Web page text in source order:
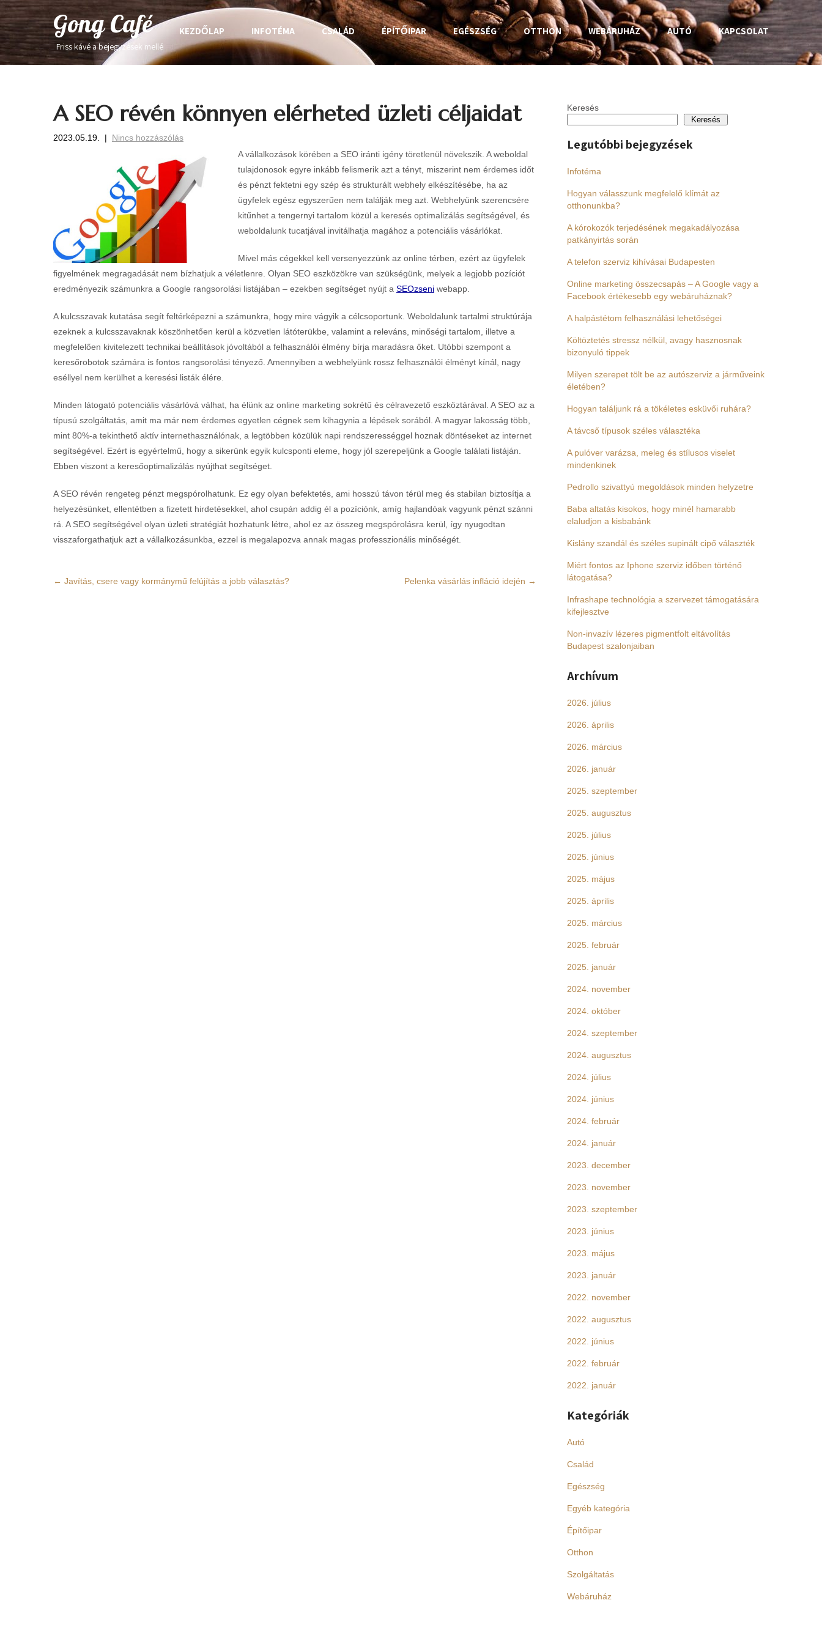
Gong Café
Friss kávé a bejegyzések mellé
KEZDŐLAP INFOTÉMA CSALÁD ÉPÍTŐIPAR EGÉSZSÉG OTTHON WEBÁRUHÁZ AUTÓ KAPCSOLAT
A SEO révén könnyen elérheted üzleti céljaidat
2023.05.19. | Nincs hozzászólás
A vállalkozások körében a SEO iránti igény töretlenül növekszik. A weboldal
tulajdonosok egyre inkább felismerik azt a tényt, miszerint nem érdemes időt
és pénzt fektetni egy szép és strukturált webhely elkészítésébe, ha az
ügyfelek egész egyszerűen nem találják meg azt. Webhelyünk szerencsére
kitűnhet a tengernyi tartalom közül a keresés optimalizálás segítségével, és
weboldalunk tucatjával invitálhatja magához a potenciális vásárlókat.
Mivel más cégekkel kell versenyezzünk az online térben, ezért az ügyfelek
figyelmének megragadását nem bízhatjuk a véletlenre. Olyan SEO eszközökre van szükségünk, melyek a legjobb pozíciót
eredményezik számunkra a Google rangsorolási listájában – ezekben segítséget nyújt a SEOzseni webapp.
A kulcsszavak kutatása segít feltérképezni a számunkra, hogy mire vágyik a célcsoportunk. Weboldalunk tartalmi struktúrája
ezeknek a kulcsszavaknak köszönhetően kerül a közvetlen látóterükbe, valamint a releváns, minőségi tartalom, illetve a
megfelelően kivitelezett technikai beállítások jóvoltából a felhasználói élmény bírja maradásra őket. Utóbbi szempont a
keresőrobotok számára is fontos rangsorolási tényező. Amennyiben a webhelyünk rossz felhasználói élményt kínál, nagy
eséllyel nem kerülhet a keresési listák élére.
Minden látogató potenciális vásárlóvá válhat, ha élünk az online marketing sokrétű és célravezető eszköztárával. A SEO az a
típusú szolgáltatás, amit ma már nem érdemes egyetlen cégnek sem kihagynia a lépések sorából. A magyar lakosság több,
mint 80%-a tekinthető aktív internethasználónak, a legtöbben közülük napi rendszerességgel hoznak döntéseket az internet
segítségével. Ezért is egyértelmű, hogy a sikerünk egyik kulcsponti eleme, hogy jól szerepeljünk a Google találati listáján.
Ebben viszont a keresőoptimalizálás nyújthat segítséget.
A SEO révén rengeteg pénzt megspórolhatunk. Ez egy olyan befektetés, ami hosszú távon térül meg és stabilan biztosítja a
helyezésünket, ellentétben a fizetett hirdetésekkel, ahol csupán addig él a pozíciónk, amíg hajlandóak vagyunk pénzt szánni
rá. A SEO segítségével olyan üzleti stratégiát hozhatunk létre, ahol ez az összeg megspórolásra kerül, így nyugodtan
visszaforgathatjuk azt a vállalkozásunkba, ezzel is megalapozva annak magas professzionális minőségét.
Post
← Javítás, csere vagy kormánymű felújítás a jobb választás? Pelenka vásárlás infláció idején →
Keresés
Keresés
Legutóbbi bejegyzések
Infotéma
Hogyan válasszunk megfelelő klímát az
otthonunkba?
A kórokozók terjedésének megakadályozása
patkányirtás során
A telefon szerviz kihívásai Budapesten
Online marketing összecsapás – A Google vagy a
Facebook értékesebb egy webáruháznak?
A halpástétom felhasználási lehetőségei
Költöztetés stressz nélkül, avagy hasznosnak
bizonyuló tippek
Milyen szerepet tölt be az autószerviz a járműveink
életében?
Hogyan találjunk rá a tökéletes esküvői ruhára?
A távcső típusok széles választéka
A pulóver varázsa, meleg és stílusos viselet
mindenkinek
Pedrollo szivattyú megoldások minden helyzetre
Baba altatás kisokos, hogy minél hamarabb
elaludjon a kisbabánk
Kislány szandál és széles supinált cipő választék
Miért fontos az Iphone szerviz időben történő
látogatása?
Infrashape technológia a szervezet támogatására
kifejlesztve
Non-invazív lézeres pigmentfolt eltávolítás
Budapest szalonjaiban
Archívum
2026. július
2026. április
2026. március
2026. január
2025. szeptember
2025. augusztus
2025. július
2025. június
2025. május
2025. április
2025. március
2025. február
2025. január
2024. november
2024. október
2024. szeptember
2024. augusztus
2024. július
2024. június
2024. február
2024. január
2023. december
2023. november
2023. szeptember
2023. június
2023. május
2023. január
2022. november
2022. augusztus
2022. június
2022. február
2022. január
Kategóriák
Autó
Család
Egészség
Egyéb kategória
Építőipar
Otthon
Szolgáltatás
Webáruház